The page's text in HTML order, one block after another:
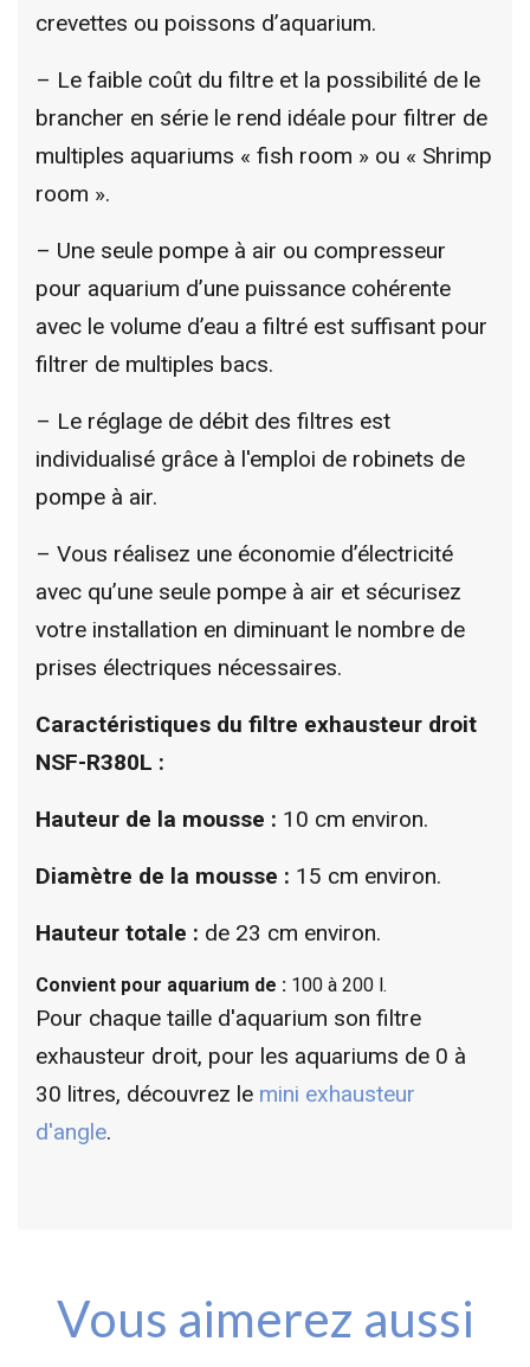
crevettes ou poissons d’aquarium.
– Le faible coût du filtre et la possibilité de le
brancher en série le rend idéale pour filtrer de
multiples aquariums « fish room » ou « Shrimp
room ».
– Une seule pompe à air ou compresseur
pour aquarium d’une puissance cohérente
avec le volume d’eau a filtré est suffisant pour
filtrer de multiples bacs.
– Le réglage de débit des filtres est
individualisé grâce à l'emploi de robinets de
pompe à air.
– Vous réalisez une économie d’électricité
avec qu’une seule pompe à air et sécurisez
votre installation en diminuant le nombre de
prises électriques nécessaires.
Caractéristiques du filtre exhausteur droit
NSF-R380L :
Hauteur de la mousse : 10 cm environ.
Diamètre de la mousse : 15 cm environ.
Hauteur totale : de 23 cm environ.
Convient pour aquarium de : 100 à 200 l.
Pour chaque taille d'aquarium son filtre
exhausteur droit, pour les aquariums de 0 à
30 litres, découvrez le mini exhausteur
d'angle.
Vous aimerez aussi